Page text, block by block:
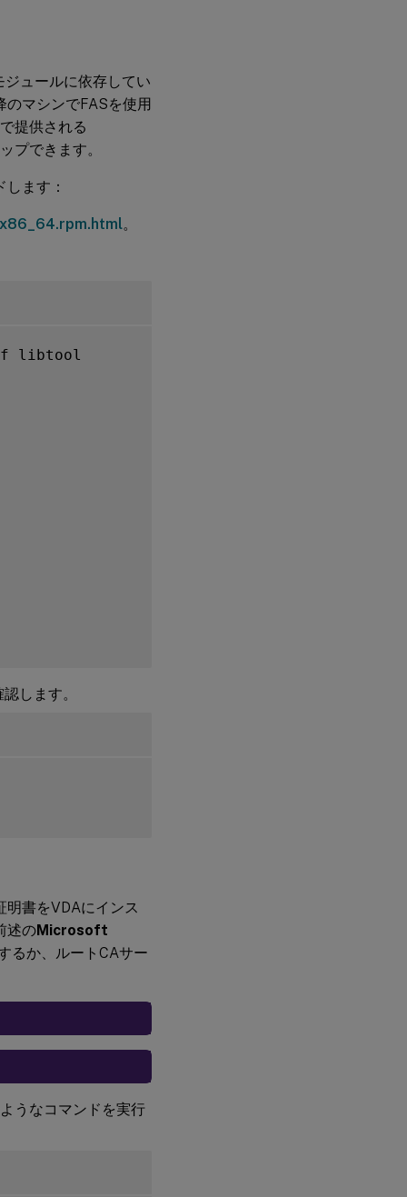
ジュールに依存してい
マシンでFASを使用
提供される
プできます。
ます：
。
libtool
します。
書をVDAにインス
述のMicrosoft
るか、ルートCAサー
うなコマンドを実行